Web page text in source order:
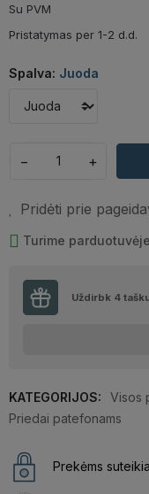
Su PVM
Pristatymas per 1-2 d.d.
Spalva: Juoda
− +
Pridėti prie
Turime parduotuvėje
Uždirbk 4
KATEGORIJOS: Visos
Priedai patefonams
Prekėms